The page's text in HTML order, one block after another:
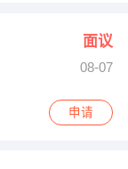
面议
08-07
申请